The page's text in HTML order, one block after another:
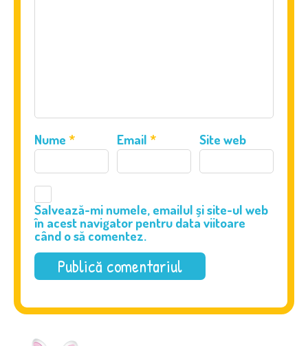
Nume * Email * Site web
Salvează-mi numele, emailul și site-ul web
în acest navigator pentru data viitoare
când o să comentez.